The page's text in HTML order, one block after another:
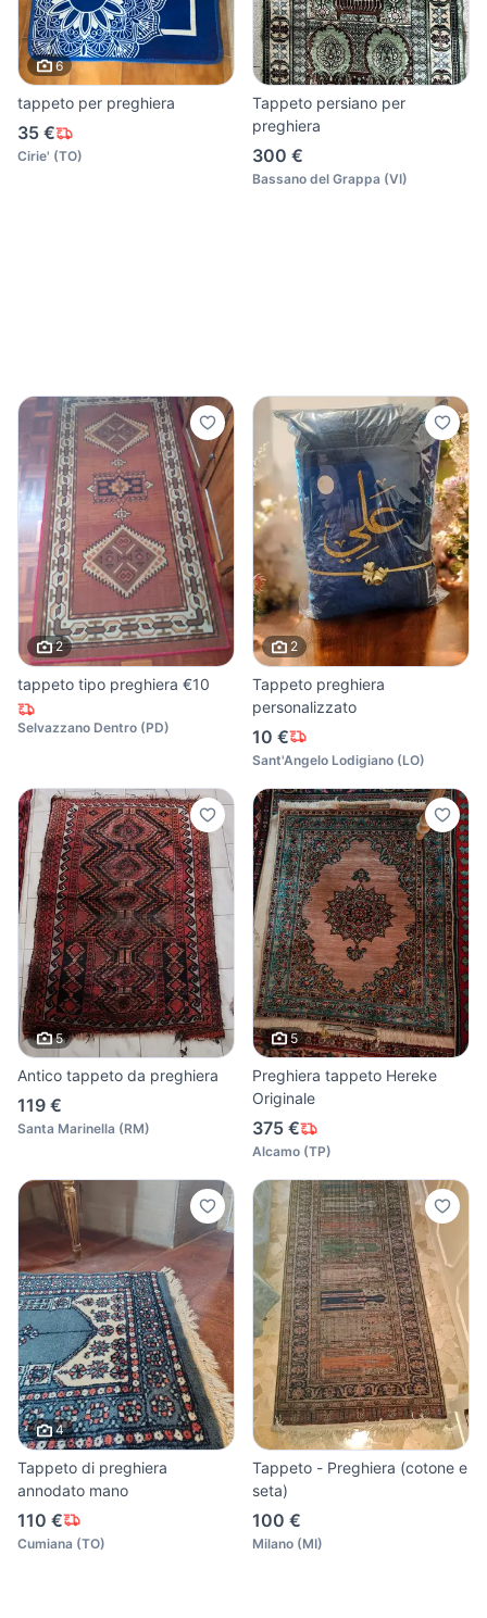
6
tappeto per preghiera
35 €
Cirie' (TO)
Tappeto persiano per
preghiera
300 €
Bassano del Grappa (VI)
2
tappeto tipo preghiera €10
Selvazzano Dentro (PD)
2
Tappeto preghiera
personalizzato
10 €
Sant'Angelo Lodigiano (LO)
5
Antico tappeto da preghiera
119 €
Santa Marinella (RM)
5
Preghiera tappeto Hereke
Originale
375 €
Alcamo (TP)
4
Tappeto di preghiera
annodato mano
110 €
Cumiana (TO)
Tappeto - Preghiera (cotone e
seta)
100 €
Milano (MI)